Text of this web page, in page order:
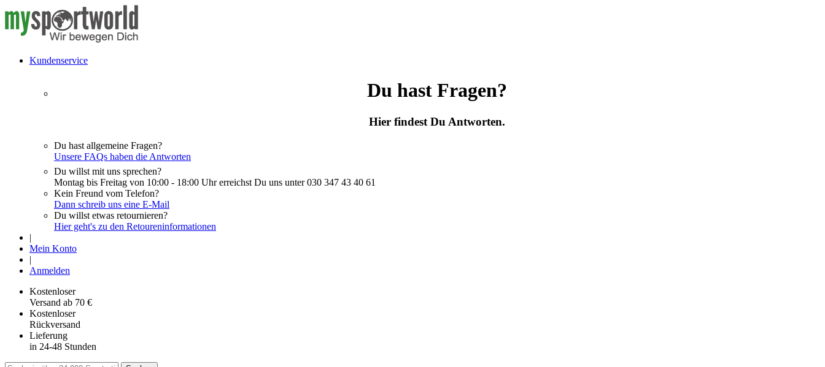
Kundenservice
Du hast Fragen?
Hier findest Du Antworten.
Du hast allgemeine Fragen?
Unsere FAQs haben die Antworten
Du willst mit uns sprechen?
Montag bis Freitag von 10:00 - 18:00 Uhr erreichst Du uns unter030 347 43 40 61
Kein Freund vom Telefon?
Dann schreib uns eine E-Mail
Du willst etwas retournieren?
Hier geht's zu den Retoureninformationen
|
Mein Konto
|
Anmelden
Kostenloser
Versand ab 70 €
Kostenloser
Rückversand
Lieferung
in 24-48 Stunden